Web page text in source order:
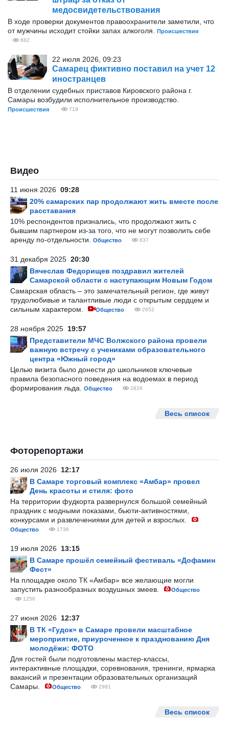
медосвидетельствования
В ходе проверки документов правоохранители заметили, что
от мужчины исходит стойки запах алкоголя.
Происшествия
682
22 июля 2026, 09:23
Самарец фиктивно поставил на учет 12
иностранцев
В отделении судебных приставов Кировского района г.
Самары возбудили исполнительное производство.
Происшествия 719
Видео
11 июня 2026 09:28
20% самарских пар продолжают жить вместе после
расставания
10% респондентов признались, что продолжают жить с
бывшим партнером из-за того, что не могут позволить себе
аренду по-отдельности.
Общество 837
31 декабря 2025 20:30
Вячеслав Федорищев поздравил жителей
Самарской области с наступающим Новым Годом
Самарская область – это замечательный регион, где живут
трудолюбивые и талантливые люди с открытым сердцем и
сильным характером.
Общество 2652
28 ноября 2025 19:57
Представители МЧС Волжского района провели
важную встречу с учениками образовательного
центра «Южный город»
Целью визита было донести до школьников ключевые
правила безопасного поведения на водоемах в период
формирования льда.
Общество 2826
Весь список
Фоторепортажи
26 июля 2026 12:17
В Самаре торговый комплекс «Амбар» провел
День красоты и стиля: фото
На территории фудкорта развернулся большой семейный
праздник с модными показами, бьюти-активностями,
конкурсами и развлечениями для детей и взрослых.
Общество 1736
19 июля 2026 13:15
В Самаре прошёл семейный фестиваль «Дофамин
Фест»
На площадке около ТК «Амбар» все желающие могли
запустить разнообразных воздушных змеев.
Общество
1256
27 июня 2026 12:37
В ТК «Гудок» в Самаре провели масштабное
мероприятие, приуроченное к празднованию Дня
молодёжи: ФОТО
Для гостей были подготовлены мастер-классы,
интерактивные площадки, соревнования, тренинги, ярмарка
вакансий и презентации образовательных организаций
Самары.
Общество 2981
Весь список